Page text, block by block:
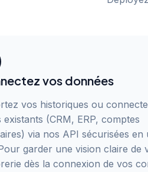
vos données
vos historiques ou
existants (CRM, ERP, comptes
via nos API sécurisées en
garder une vision claire de
dès la connexion de vos